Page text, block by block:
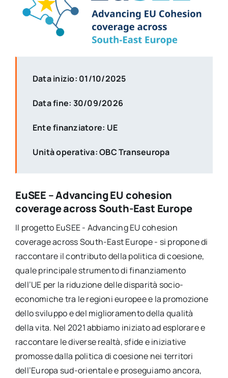
Data inizio: 01/10/2025
Data fine: 30/09/2026
Ente finanziatore: UE
Unità operativa: OBC Transeuropa
EuSEE – Advancing EU cohesion
coverage across South-East Europe
Il progetto EuSEE - Advancing EU cohesion
coverage across South-East Europe - si propone di
raccontare il contributo della politica di coesione,
quale principale strumento di finanziamento
dell’UE per la riduzione delle disparità socio-
economiche tra le regioni europee e la promozione
dello sviluppo e del miglioramento della qualità
della vita. Nel 2021 abbiamo iniziato ad esplorare e
raccontare le diverse realtà, sfide e iniziative
promosse dalla politica di coesione nei territori
dell’Europa sud-orientale e proseguiamo ancora,